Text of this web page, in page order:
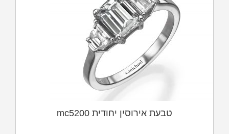
טבעת אירוסין יחודית mc5200